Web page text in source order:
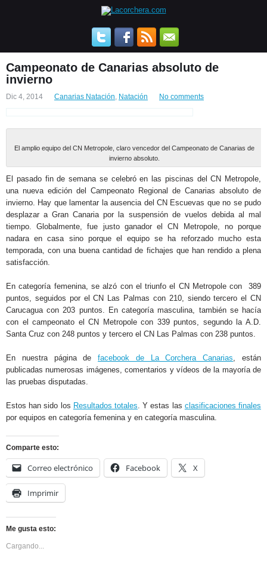
Campeonato de Canarias absoluto de
invierno
Dic 4, 2014 Canarias Natación, Natación No comments
El amplio equipo del CN Metropole, claro vencedor del Campeonato de Canarias de
invierno absoluto.
El pasado fin de semana se celebró en las piscinas del CN Metropole,
una nueva edición del Campeonato Regional de Canarias absoluto de
invierno. Hay que lamentar la ausencia del CN Escuevas que no se pudo
desplazar a Gran Canaria por la suspensión de vuelos debida al mal
tiempo. Globalmente, fue justo ganador el CN Metropole, no porque
nadara en casa sino porque el equipo se ha reforzado mucho esta
temporada, con una buena cantidad de fichajes que han rendido a plena
satisfacción.
En categoría femenina, se alzó con el triunfo el CN Metropole con 389
puntos, seguidos por el CN Las Palmas con 210, siendo tercero el CN
Carucagua con 203 puntos. En categoría masculina, también se hacía
con el campeonato el CN Metropole con 339 puntos, segundo la A.D.
Santa Cruz con 248 puntos y tercero el CN Las Palmas con 238 puntos.
En nuestra página defacebook de La Corchera Canarias, están
publicadas numerosas imágenes, comentarios y vídeos de la mayoría de
las pruebas disputadas.
Estos han sido los Resultados totales. Y estas las clasificaciones finales
por equipos en categoría femenina y en categoría masculina.
Comparte esto:
Correo electrónico Facebook X
Imprimir
Me gusta esto:
Cargando...